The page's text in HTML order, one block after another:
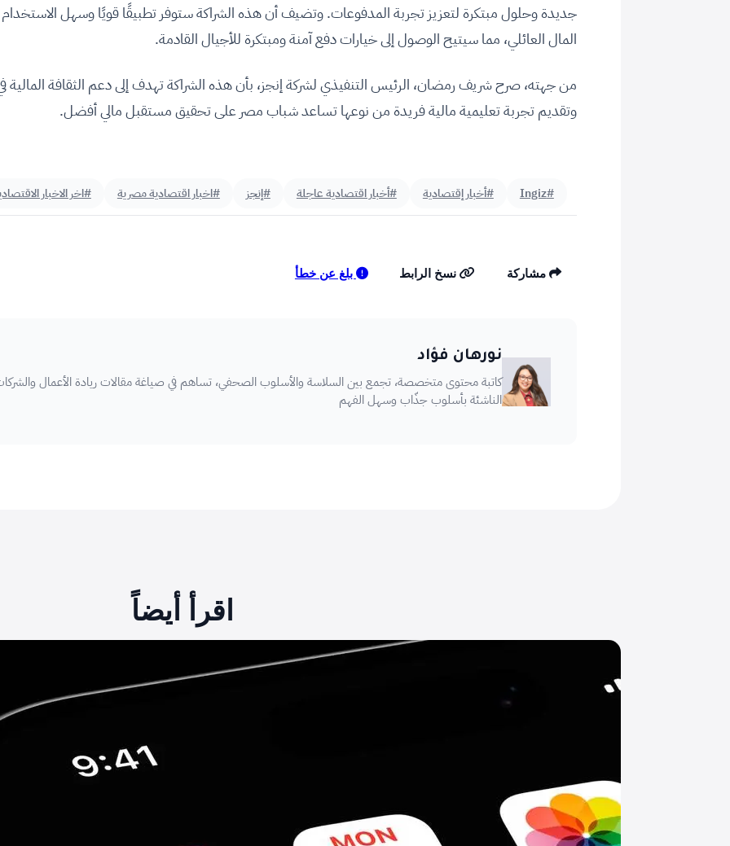
جديدة وحلول مبتكرة لتعزيز تجربة المدفوعات. وتضيف أن هذه الشراكة ستوفر تطبيقًا قويًا وسهل الاستخدام
المال العائلي، مما سيتيح الوصول إلى خيارات دفع آمنة ومبتكرة للأجيال القادمة.
من جهته، صرح شريف رمضان، الرئيس التنفيذي لشركة إنجز، بأن هذه الشراكة تهدف إلى دعم الثقافة المالية
وتقديم تجربة تعليمية مالية فريدة من نوعها تساعد شباب مصر على تحقيق مستقبل مالي أفضل.
#Ingiz #أخبار إقتصادية #أخبار اقتصادية عاجلة #إنجز #اخبار اقتصادية مصرية #اخر الاخبار
مشاركة نسخ الرابط بلغ عن خطأ
نورهان فؤاد
كاتبة محتوى متخصصة، تجمع بين السلاسة والأسلوب الصحفي، تساهم في صياغة مقالات ريادة الأعمال
الناشئة بأسلوب جذّاب وسهل الفهم
اقرأ أيضاً